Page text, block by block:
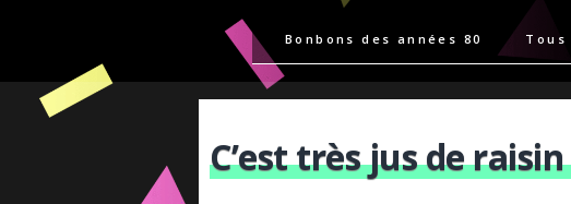
Bonbons des années 80 Tous
C’est très jus de raisin